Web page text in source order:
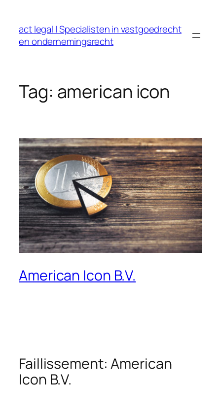
inhoud
act legal | Specialisten in vastgoedrecht
en ondernemingsrecht
Tag: american icon
American Icon B.V.
Faillissement: American
Icon B.V.